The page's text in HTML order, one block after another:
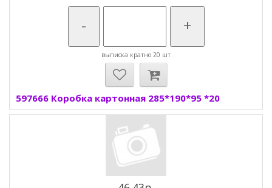
- +
выписка кратно 20 шт
597666 Коробка картонная 285*190*95 *20